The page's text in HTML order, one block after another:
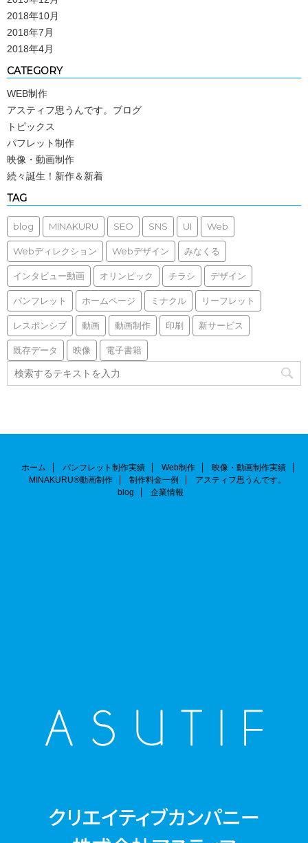
2018年10月
2018年7月
2018年4月
CATEGORY
WEB制作
アスティフ思うんです。ブログ
トピックス
パフレット制作
映像・動画制作
続々誕生！新作＆新着
TAG
blog MINAKURU SEO SNS UI Web
Webディレクション Webデザイン みなくる
インタビュー動画 オリンピック チラシ デザイン
パンフレット ホームページ ミナクル リーフレット
レスポンシブ 動画 動画制作 印刷 新サービス
既存データ 映像 電子書籍
ホーム パンフレット制作実績 Web制作
映像・動画制作実績
MINAKURU®動画制作
制作料金一例
アスティフ思うんです。
blog
企業情報